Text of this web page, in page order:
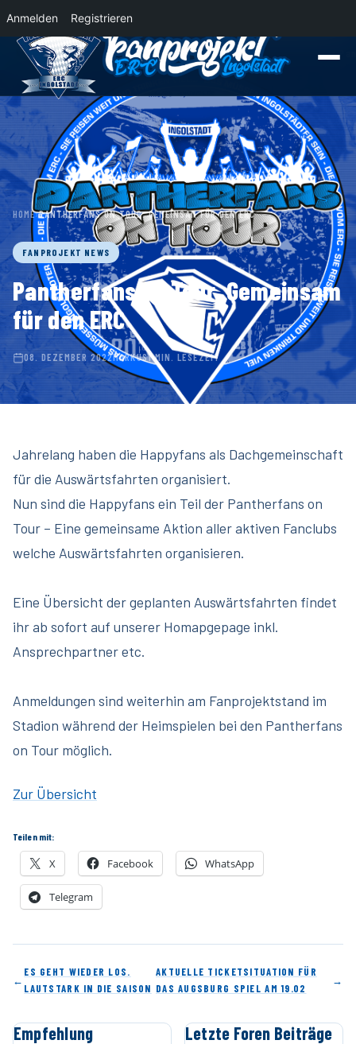
Anmelden Registrieren
NewsDer Panther Express 2026/2027 rollt nach Krefeld! Wohin rollt der
HOME›PANTHERFANS ON TOUR. GEMEINSAM FÜR DEN ERC
FANPROJEKT NEWS
Pantherfans on Tour. Gemeinsam
für den ERC
08. DEZEMBER 2022MARKUS1 MIN. LESEZEIT
Jahrelang haben die Happyfans als Dachgemeinschaft
für die Auswärtsfahrten organisiert.
Nun sind die Happyfans ein Teil der Pantherfans on
Tour – Eine gemeinsame Aktion aller aktiven Fanclubs
welche Auswärtsfahrten organisieren.
Eine Übersicht der geplanten Auswärtsfahrten findet
ihr ab sofort auf unserer Homapgepage inkl.
Ansprechpartner etc.
Anmeldungen sind weiterhin am Fanprojektstand im
Stadion während der Heimspielen bei den Pantherfans
on Tour möglich.
Zur Übersicht
Teilen mit:
X Facebook WhatsApp
Telegram
←
ES GEHT WIEDER LOS.
LAUTSTARK IN DIE SAISON
AKTUELLE TICKETSITUATION FÜR
DAS AUGSBURG SPIEL AM 19.02
→
Empfehlung Letzte Foren Beiträge